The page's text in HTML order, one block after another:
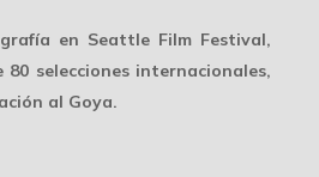
en Seattle Film Festival,
80 selecciones internacionales,
al Goya.